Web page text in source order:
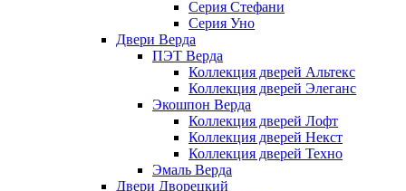
Серия Стефани
Серия Уно
Двери Верда
ПЭТ Верда
Коллекция дверей Альтекс
Коллекция дверей Элеганс
Экошпон Верда
Коллекция дверей Лофт
Коллекция дверей Некст
Коллекция дверей Техно
Эмаль Верда
Двери Дворецкий